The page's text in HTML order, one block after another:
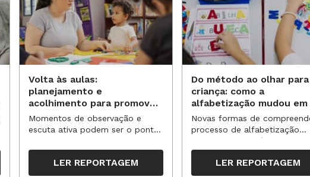
Volta às aulas:
planejamento e
acolhimento para promover
novas aprendizagens
Momentos de observação e
escuta ativa podem ser o ponto
tempos, espaços e propostas no
segundo semestre
LER REPORTAGEM
Do método ao olhar para
criança: como a
alfabetização mudou em
anos?
Novas formas de
processo de alfabetização
influenciaram políticas e
práticas, transformando o
da leitura e da escrita
LER REPORTAGEM